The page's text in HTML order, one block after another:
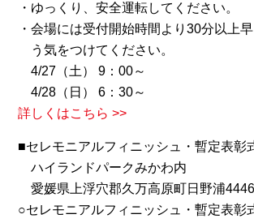
・ゆっくり、安全運転してください。
・会場には受付開始時間より30分以上
う気をつけてください。
4/27（土） 9：00～
4/28（日） 6：30～
詳しくはこちら >>
■セレモニアルフィニッシュ・暫定表彰
ハイランドパークみかわ内
愛媛県上浮穴郡久万高原町日野浦4446
○セレモニアルフィニッシュ・暫定表彰